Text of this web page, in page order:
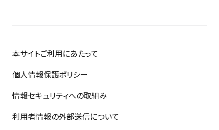
本サイトご利用にあたって
個人情報保護ポリシー
情報セキュリティへの取組み
利用者情報の外部送信について